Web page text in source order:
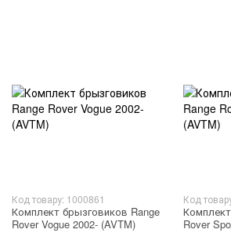
Код товару: 1000861
Комплект брызговиков Range
Rover Vogue 2002- (AVTM)
Код
Rover